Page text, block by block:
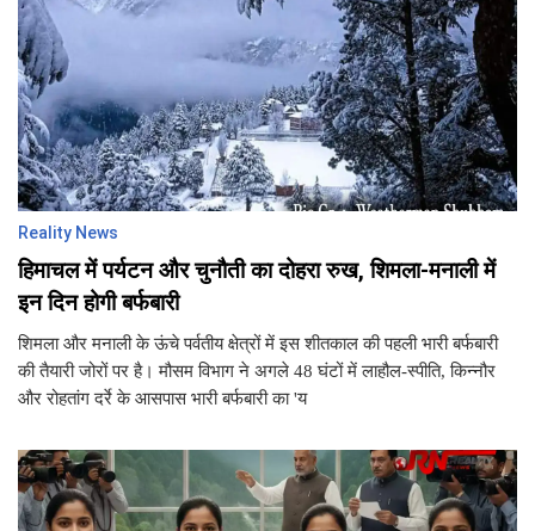
Reality News
हिमाचल में पर्यटन और चुनौती का दोहरा रुख, शिमला-मनाली में
इन दिन होगी बर्फबारी
शिमला और मनाली के ऊंचे पर्वतीय क्षेत्रों में इस शीतकाल की पहली भारी बर्फबारी
की तैयारी जोरों पर है। मौसम विभाग ने अगले 48 घंटों में लाहौल-स्पीति, किन्नौर
और रोहतांग दर्रे के आसपास भारी बर्फबारी का 'य